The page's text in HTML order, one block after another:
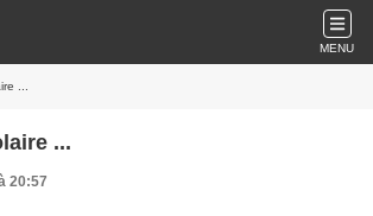
MENU
...
...
20:57